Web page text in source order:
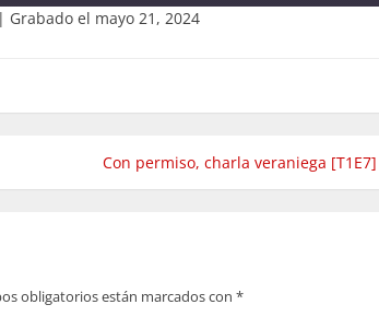
| Grabado el mayo 21, 2024
Con permiso, charla veraniega [T1E7]
obligatorios están marcados con *